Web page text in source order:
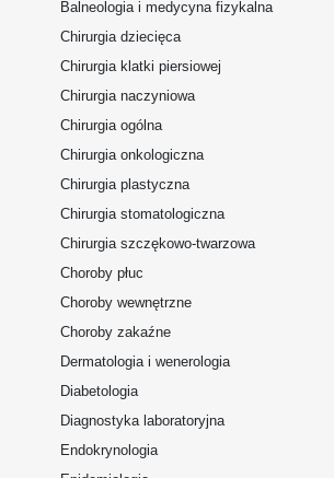
Balneologia i medycyna fizykalna
Chirurgia dziecięca
Chirurgia klatki piersiowej
Chirurgia naczyniowa
Chirurgia ogólna
Chirurgia onkologiczna
Chirurgia plastyczna
Chirurgia stomatologiczna
Chirurgia szczękowo-twarzowa
Choroby płuc
Choroby wewnętrzne
Choroby zakaźne
Dermatologia i wenerologia
Diabetologia
Diagnostyka laboratoryjna
Endokrynologia